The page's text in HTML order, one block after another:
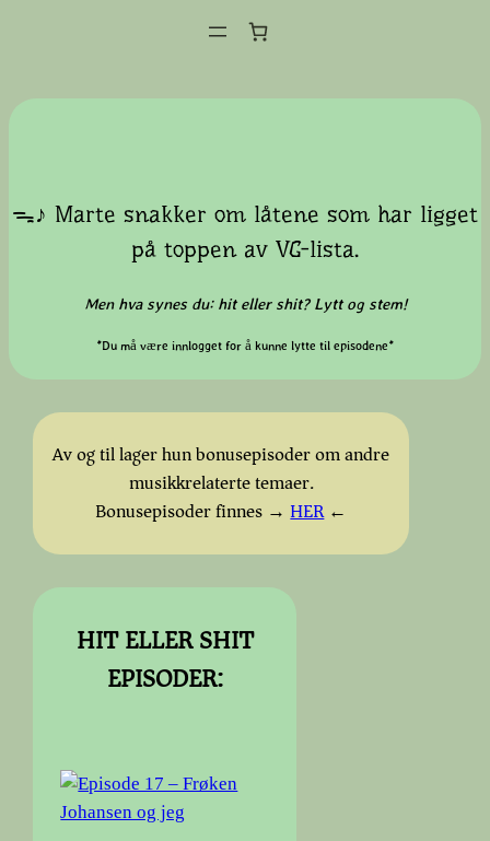
ᯓ‎♪ Marte snakker om låtene som har ligget
på toppen av VG-lista.
Men hva synes du: hit eller shit? Lytt og stem!
*Du må være innlogget for å kunne lytte til episodene*
Av og til lager hun bonusepisoder om andre
musikkrelaterte temaer.
Bonusepisoder finnes →HER←
HIT ELLER SHIT
EPISODER: